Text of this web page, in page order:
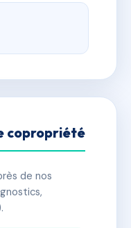
copropriété
de nos